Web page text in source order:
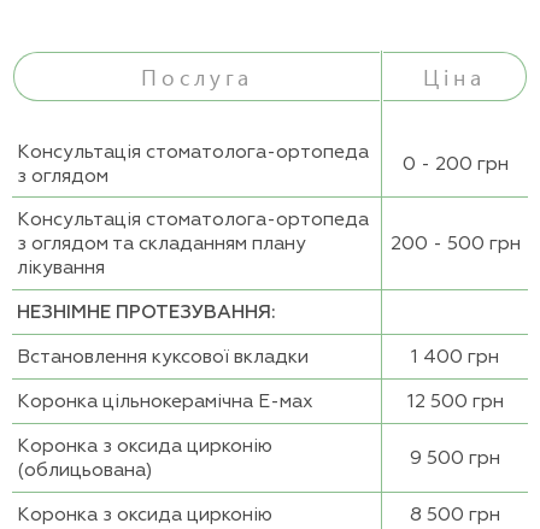
Послуга Ціна
Консультація стоматолога-ортопеда
з оглядом
0 - 200 грн
Консультація стоматолога-ортопеда
з оглядом та складанням плану
лікування
200 - 500 грн
НЕЗНІМНЕ ПРОТЕЗУВАННЯ:
Встановлення куксової вкладки
1 400 грн
Коронка цільнокерамічна Е-мах
12 500 грн
Коронка з оксида цирконію
(облицьована)
9 500 грн
Коронка з оксида цирконію
8 500 грн